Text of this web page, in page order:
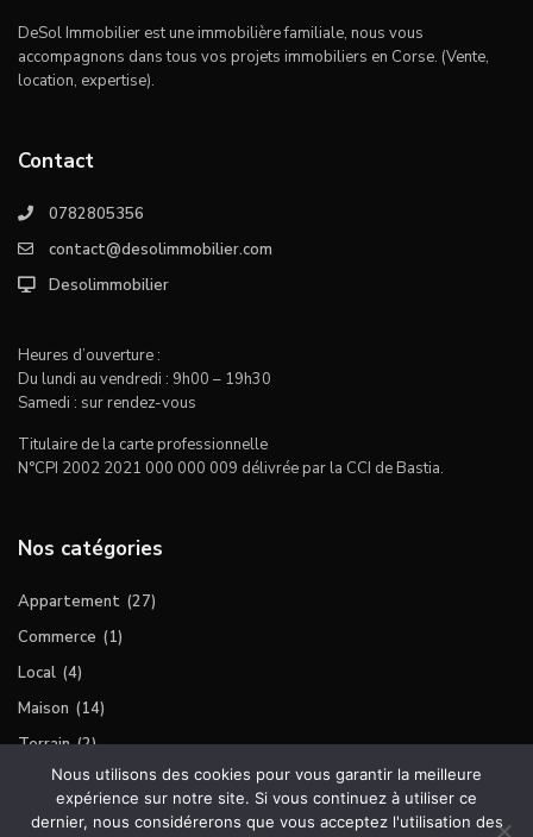
DeSol Immobilier est une immobilière familiale, nous vous
accompagnons dans tous vos projets immobiliers en Corse. (Vente,
location, expertise).
Contact
0782805356
contact@desolimmobilier.com
Desolimmobilier
Heures d’ouverture :
Du lundi au vendredi : 9h00 – 19h30
Samedi : sur rendez-vous
Titulaire de la carte professionnelle
N°CPI 2002 2021 000 000 009 délivrée par la CCI de Bastia.
Nos catégories
Appartement (27)
Commerce (1)
Local (4)
Maison (14)
Terrain (2)
Nous utilisons des cookies pour vous garantir la meilleure
expérience sur notre site. Si vous continuez à utiliser ce
dernier, nous considérerons que vous acceptez l'utilisation des